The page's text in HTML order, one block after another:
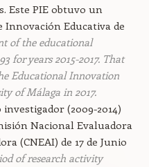
Este PIE obtuvo un
Innovación Educativa de
of the educational
for years 2015-2017. That
Educational Innovation
of Málaga in 2017.
(2009-2014)
Nacional Evaluadora
(CNEAI) de 17 de Junio
of research activity